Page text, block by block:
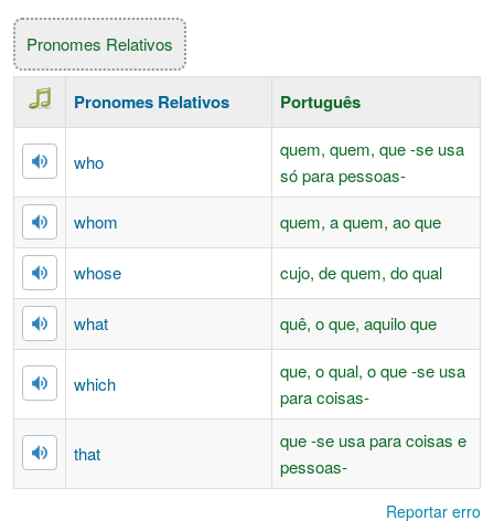
Pronomes Relativos
Pronomes Relativos Português
who
quem, quem, que -se usa
só para pessoas-
whom
quem, a quem, ao que
whose cujo, de quem, do qual
what quê, o que, aquilo que
which
que, o qual, o que -se usa
para coisas-
that
que -se usa para coisas e
pessoas-
Reportar erro